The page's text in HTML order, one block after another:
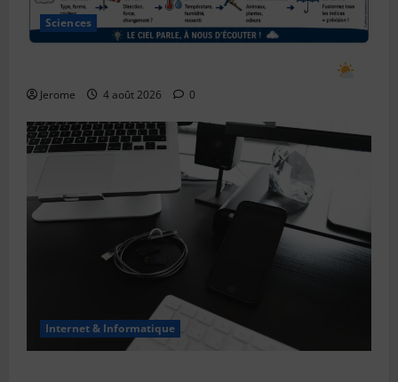
Sciences
Jerome 4 août 2026 0
Internet & Informatique